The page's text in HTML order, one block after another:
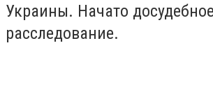
Украины. Начато досудебное
расследование.